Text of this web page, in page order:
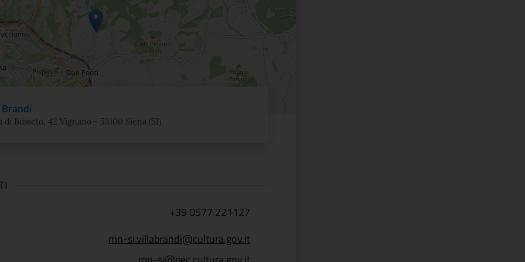
di Busseto, 42 Vignano - 53100 Siena (SI)
+39 0577 221127
mn-si.villabrandi@cultura.gov.it